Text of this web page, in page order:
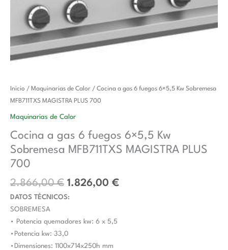
Inicio / Maquinarias de Calor / Cocina a gas 6 fuegos 6×5,5 Kw Sobremesa
MFB711TXS MAGISTRA PLUS 700
Maquinarias de Calor
Cocina a gas 6 fuegos 6×5,5 Kw
Sobremesa MFB711TXS MAGISTRA PLUS
700
2.866,00€
El
precio
original
2.866,00 €.
1.826,00 €
El
1.826,00 €.
DATOS TÉCNICOS:
SOBREMESA
• Potencia quemadores kw: 6 x 5,5
•Potencia kw: 33,0
•Dimensiones: 1100x714x250h mm
Cocina
a
gas
fuegos
6x5,5
Kw
MFB711TXS
MAGISTRA
PLUS
700
cantidad